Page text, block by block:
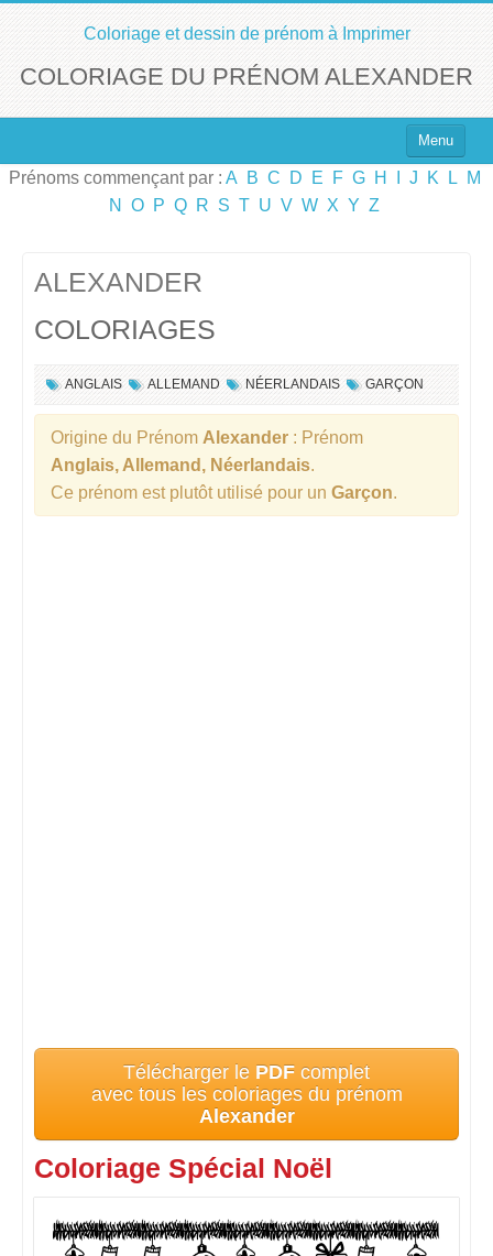
Coloriage et dessin de prénom à Imprimer
COLORIAGE DU PRÉNOM ALEXANDER
Menu
Top 100 des Prénoms
Prénoms commençant par : A B C D E F G H J K L
M
N
O P Q R S T U V W X Y Z
ALEXANDER
COLORIAGES
ANGLAIS ALLEMAND NÉERLANDAIS GARÇON
Origine du Prénom Alexander : Prénom
Anglais, Allemand, Néerlandais.
Ce prénom est plutôt utilisé pour un Garçon.
Télécharger le PDF complet
avec tous les coloriages du prénom
Alexander
Coloriage Spécial Noël